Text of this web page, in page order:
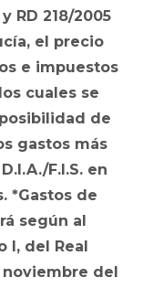
RD 218/2005
el precio
e impuestos
cuales se
de
gastos más
F.I.S. en
*Gastos de
según al
I, del Real
noviembre del